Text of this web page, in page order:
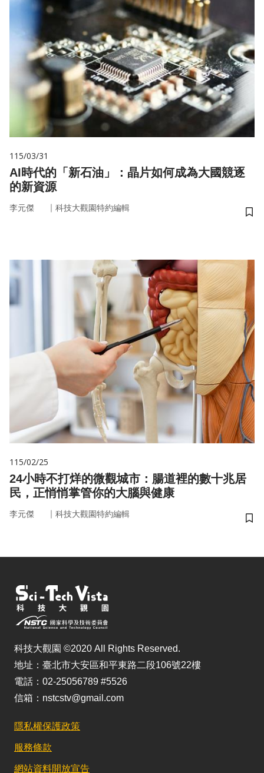
115/03/31
AI時代的「新石油」：晶片如何成為大國競逐
的新資源
李元傑 ｜ 科技大觀園特約編輯
儲
115/02/25
24小時不打烊的微觀城市：腸道裡的數十兆居
民，正悄悄掌管你的大腦與健康
李元傑 ｜ 科技大觀園特約編輯
儲
科技大觀園 ©2020 All Rights Reserved.
地址：臺北市大安區和平東路二段106號22樓
電話：02-25056789 #5526
信箱：nstcstv@gmail.com
隱私權保護政策
服務條款
網站資料開放宣告